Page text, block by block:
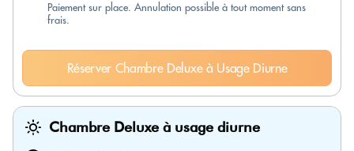
Paiement sur place. Annulation possible à tout moment sans
frais.
Réserver Chambre Deluxe à Usage Diurne
Chambre Deluxe à usage diurne